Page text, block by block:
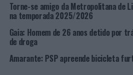
No âmbito da sua atividade
Metropolitano de Lisboa da PSP
de fogo e seis armas brancas, bem
individuais de haxixe, 250,45
e 23,40 doses individuais de
Torne-se amigo da Metropolitana de
na temporada 2025/2026
Gaia: Homem de 26 anos detido por
de droga
Amarante: PSP apreende bicicleta